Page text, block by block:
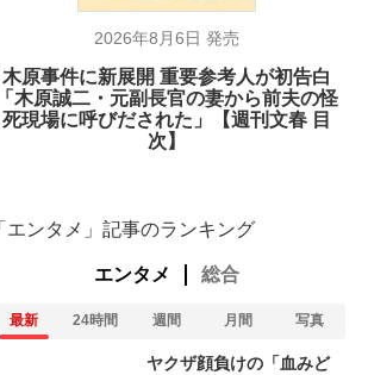
2026年8月6日 発売
木原事件に新展開 重要参考人が初告白
「木原誠二・元副長官の妻から前夫の怪
死現場に呼びだされた」【週刊文春 目
次】
エンタメ」記事のランキング
エンタメ 総合
最新 24時間 週間 月間 写真
ヤクザ顔負けの「血みど